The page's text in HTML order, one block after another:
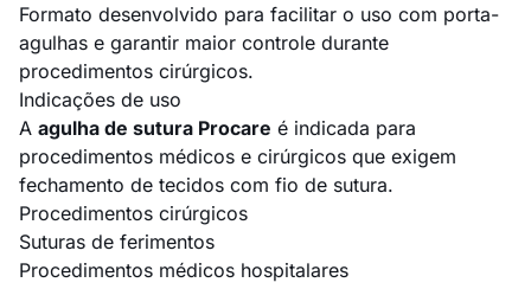
Formato desenvolvido para facilitar o uso com porta-
agulhas e garantir maior controle durante
procedimentos cirúrgicos.
Indicações de uso
A agulha de sutura Procare é indicada para
procedimentos médicos e cirúrgicos que exigem
fechamento de tecidos com fio de sutura.
Procedimentos cirúrgicos
Suturas de ferimentos
Procedimentos médicos hospitalares